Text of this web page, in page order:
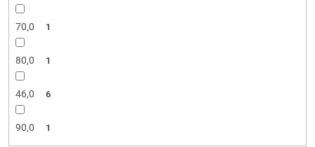
70,0 1
80,0 1
46,0 6
90,0 1